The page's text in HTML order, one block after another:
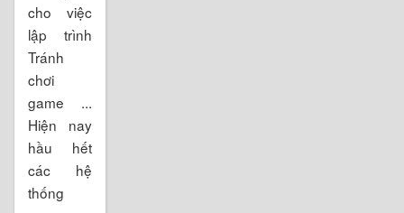
cho việc
lập trình
Tránh
chơi
game ...
Hiện nay
hầu hết
các hệ
thống